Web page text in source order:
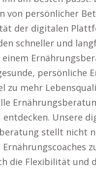
von persönlicher
der digitalen
schneller und
einem
persönliche
zu mehr
entdecken. Unsere
stellt nicht
die Flexibilität und